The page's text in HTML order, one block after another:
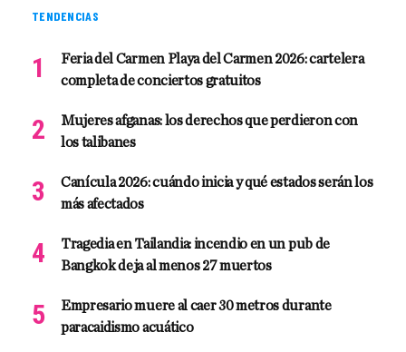
TENDENCIAS
Feria del Carmen Playa del Carmen 2026: cartelera
completa de conciertos gratuitos
Mujeres afganas: los derechos que perdieron con
los talibanes
Canícula 2026: cuándo inicia y qué estados serán los
más afectados
Tragedia en Tailandia: incendio en un pub de
Bangkok deja al menos 27 muertos
Empresario muere al caer 30 metros durante
paracaidismo acuático